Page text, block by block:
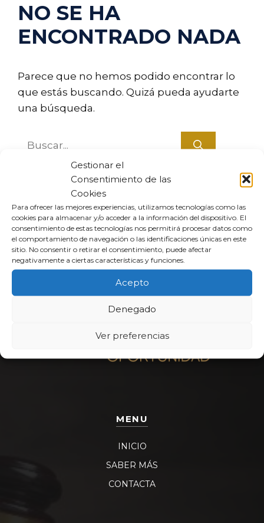
Gestionar el
Consentimiento de las
Cookies
Para ofrecer las mejores experiencias, utilizamos tecnologías como las
cookies para almacenar y/o acceder a la información del dispositivo. El
consentimiento de estas tecnologías nos permitirá procesar datos como
el comportamiento de navegación o las identificaciones únicas en este
sitio. No consentir o retirar el consentimiento, puede afectar
negativamente a ciertas características y funciones.
Acepto
Denegado
Ver preferencias
NO SE HA
ENCONTRADO NADA
Parece que no hemos podido encontrar lo
que estás buscando. Quizá pueda ayudarte
una búsqueda.
MENU
INICIO
SABER MÁS
CONTACTA